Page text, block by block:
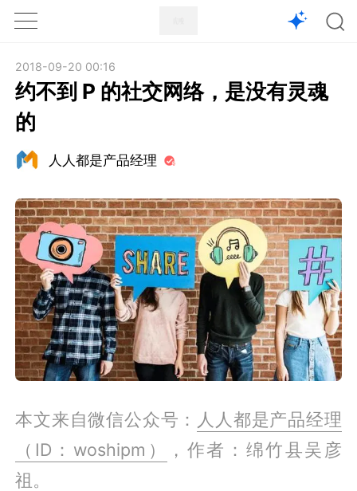
1X
2018-09-20 00:16
约不到 P 的社交网络，是没有灵魂
的
人人都是产品经理
本文来自微信公众号： 人人都是产品经理
（ID：woshipm）
，作者：绵竹县吴彦
祖。